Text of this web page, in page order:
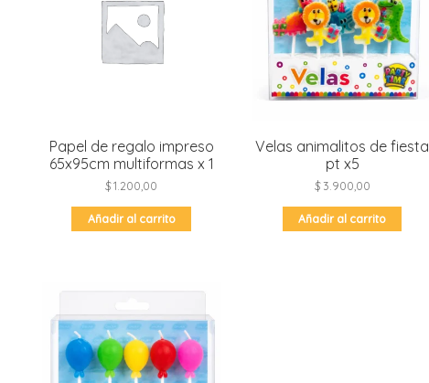
Fechas patrias
Vuelta al cole
Moldes de silicona
Pirotines
Pre-mezclas
Papel de regalo impreso
65x95cm multiformas x 1
$1.200,00
Añadir al carrito
Velas animalitos de fiesta
pt x5
$3.900,00
Añadir al carrito